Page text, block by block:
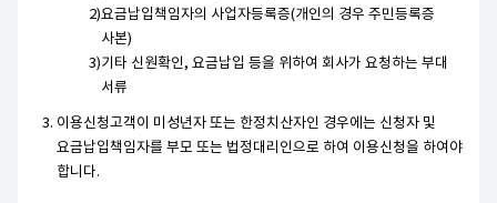
요금납입책임자의 사업자등록증(개인의 경우 주민등록증
사본)
기타 신원확인, 요금납입 등을 위하여 회사가 요청하는 부대
서류
이용신청고객이 미성년자 또는 한정치산자인 경우에는 신청자 및
요금납입책임자를 부모 또는 법정대리인으로 하여 이용신청을 하여야
합니다.